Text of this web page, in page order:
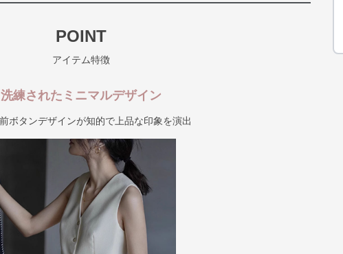
POINT
アイテム特徴
洗練されたミニマルデザイン
ボタンデザインが知的で上品な印象を演出